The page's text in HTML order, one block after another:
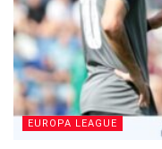
EUROPA LEAGUE